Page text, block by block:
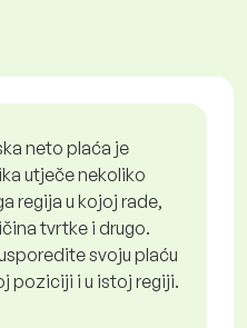
neto plaća je
utječe nekoliko
regija u kojoj rade,
tvrtke i drugo.
svoju plaću
poziciji i u istoj regiji.